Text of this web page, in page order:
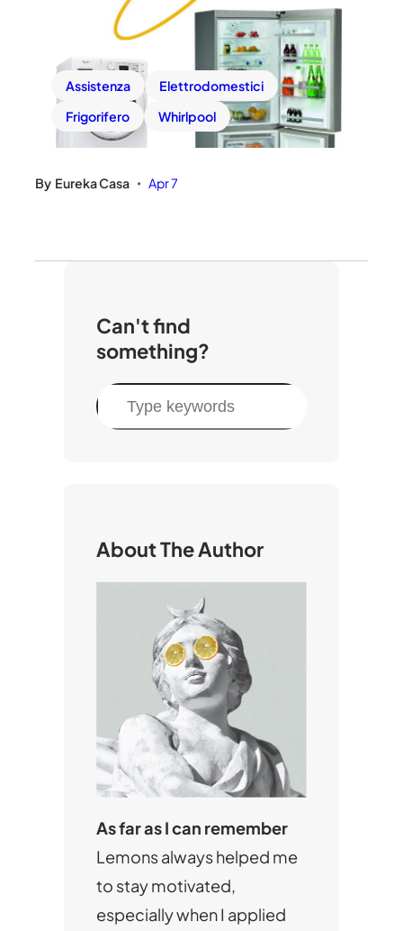
Assistenza
Elettrodomestici
Frigorifero
Whirlpool
By Eureka Casa • Apr 7
Can't find
something?
C
e
About The Author
As far as I can remember
Lemons always helped me
to stay motivated,
especially when I applied